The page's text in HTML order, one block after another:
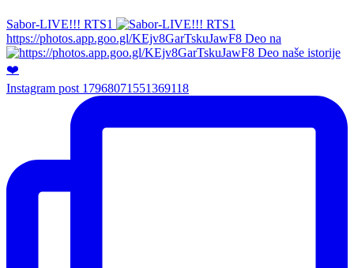
Sabor-LIVE!!! RTS1
https://photos.app.goo.gl/KEjv8GarTskuJawF8 Deo na
Instagram post 17968071551369118